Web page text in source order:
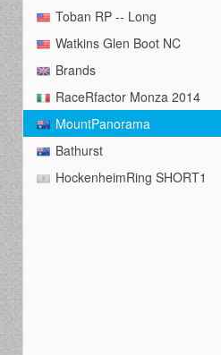
Toban RP -- Long
Watkins Glen Boot NC
Brands
RaceRfactor Monza 2014
MountPanorama
Bathurst
HockenheimRing SHORT1